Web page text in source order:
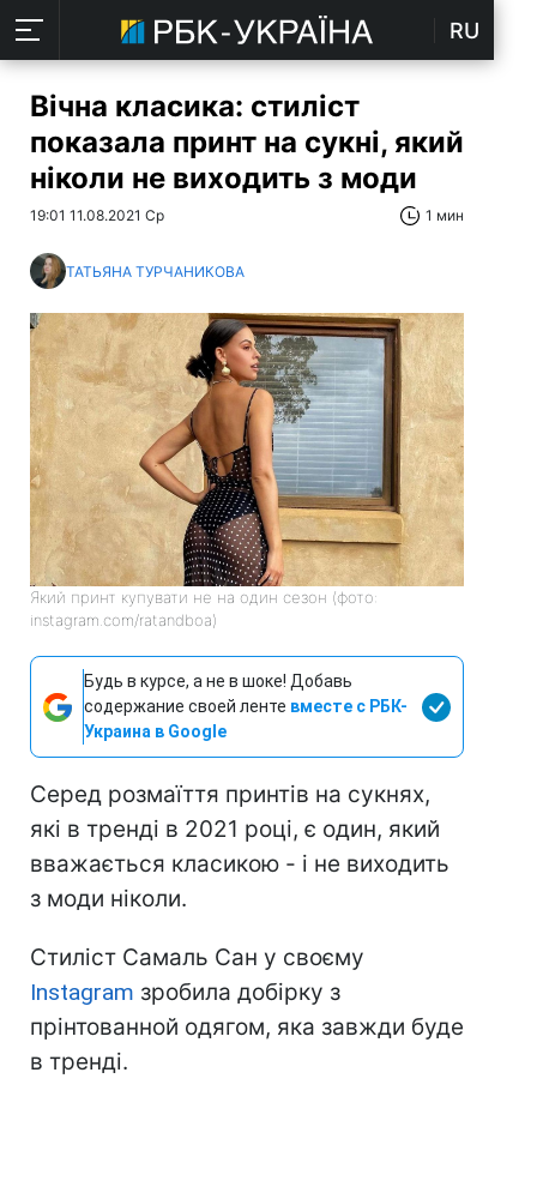
RU
Вічна класика: стиліст
показала принт на сукні, який
ніколи не виходить з моди
19:01 11.08.2021 Ср 1 мин
ТАТЬЯНА ТУРЧАНИКОВА
Який принт купувати не на один сезон (фото:
instagram.com/ratandboa)
Будь в курсе, а не в шоке! Добавь
содержание своей ленте вместе с РБК-
Украина в Google
Серед розмаїття принтів на сукнях,
які в тренді в 2021 році, є один, який
вважається класикою - і не виходить
з моди ніколи.
Стиліст Самаль Сан у своєму
Instagram зробила добірку з
прінтованной одягом, яка завжди буде
в тренді.